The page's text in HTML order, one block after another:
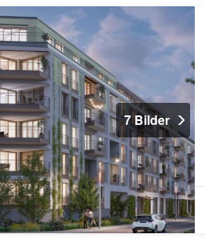
7 Bilder